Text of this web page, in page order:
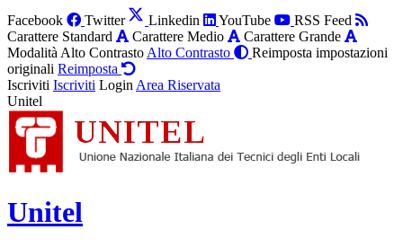
Facebook Twitter Linkedin YouTube
RSS Feed
Carattere Standard
Carattere Medio
Carattere Grande
Modalità Alto Contrasto Alto Contrasto
Reimposta impostazioni
originali Reimposta
Iscriviti Iscriviti Login Area Riservata
Unitel
Unitel